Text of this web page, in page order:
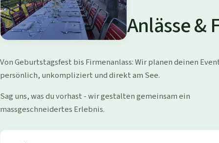
d
i
W
o
l
l
Anlässe &
Von Geburtstagsfest bis Firmenanlass: Wir planen deinen
persönlich, unkompliziert und direkt am See.
Sag uns, was du vorhast - wir gestalten gemeinsam ein
massgeschneidertes Erlebnis.